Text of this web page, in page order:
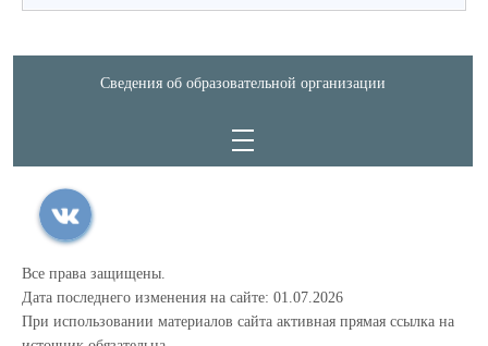
Сведения об образовательной организации
Все права защищены.
Дата последнего изменения на сайте: 01.07.2026
При использовании материалов сайта активная прямая ссылка на